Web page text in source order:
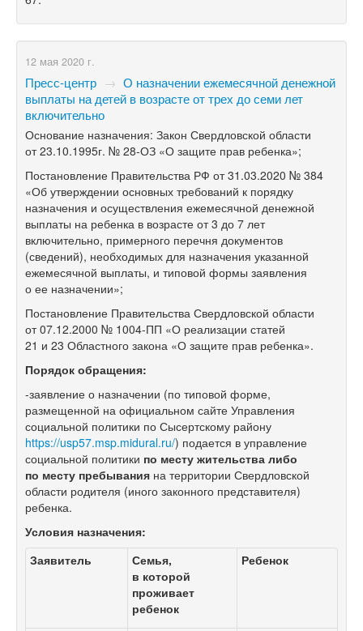
12 мая 2020 г.
Пресс-центр → О назначении ежемесячной денежной
выплаты на детей в возрасте от трех до семи лет
включительно
Основание назначения: Закон Свердловской области
от 23.10.1995г. № 28-ОЗ «О защите прав ребенка»;
Постановление Правительства РФ от 31.03.2020 № 384
«Об утверждении основных требований к порядку
назначения и осуществления ежемесячной денежной
выплаты на ребенка в возрасте от 3 до 7 лет
включительно, примерного перечня документов
(сведений), необходимых для назначения указанной
ежемесячной выплаты, и типовой формы заявления
о ее назначении»;
Постановление Правительства Свердловской области
от 07.12.2000 № 1004-ПП «О реализации статей
21 и 23 Областного закона «О защите прав ребенка».
Порядок обращения:
-заявление о назначении (по типовой форме,
размещенной на официальном сайте Управления
социальной политики по Сысертскому району
https://usp57.msp.midural.ru/) подается в управление
социальной политики по месту жительства либо
по месту пребывания на территории Свердловской
области родителя (иного законного представителя)
ребенка.
Условия назначения:
Заявитель
Семья,
в которой
проживает
ребенок
Ребенок